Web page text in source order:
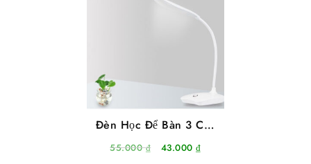
Đèn Học Để Bàn 3 Chế
Độ Sáng Dùng Pin Sạc
55.000₫
Giá
43.000₫Giá